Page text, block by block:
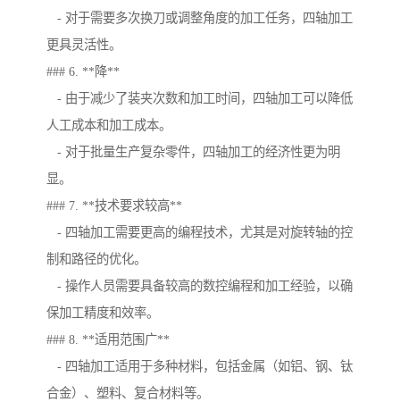
- 对于需要多次换刀或调整角度的加工任务，四轴加工
更具灵活性。
### 6. **降**
- 由于减少了装夹次数和加工时间，四轴加工可以降低
人工成本和加工成本。
- 对于批量生产复杂零件，四轴加工的经济性更为明
显。
### 7. **技术要求较高**
- 四轴加工需要更高的编程技术，尤其是对旋转轴的控
制和路径的优化。
- 操作人员需要具备较高的数控编程和加工经验，以确
保加工精度和效率。
### 8. **适用范围广**
- 四轴加工适用于多种材料，包括金属（如铝、钢、钛
合金）、塑料、复合材料等。